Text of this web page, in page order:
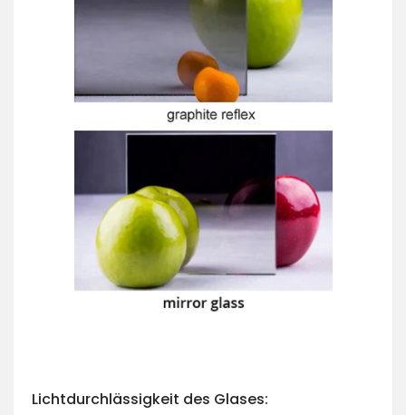
Lichtdurchlässigkeit des Glases: